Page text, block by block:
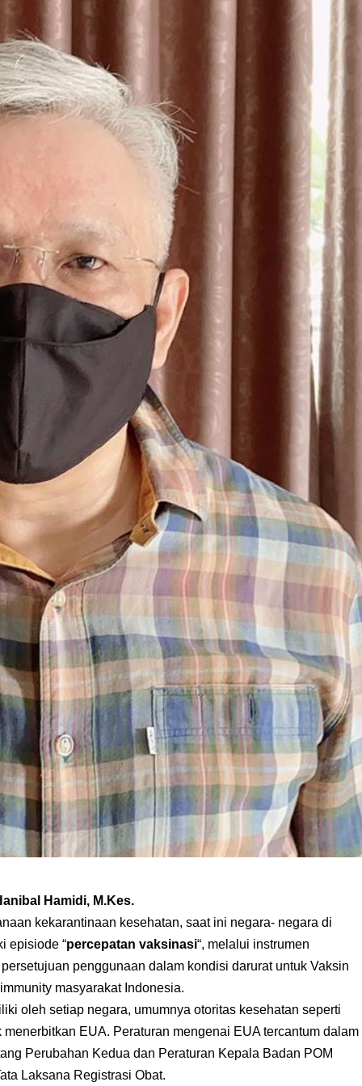
Hamidi, M.Kes.
kekarantinaan kesehatan, saat ini negara- negara di
episiode “percepatan vaksinasi“, melalui instrumen
penggunaan dalam kondisi darurat untuk Vaksin
masyarakat Indonesia.
oleh setiap negara, umumnya otoritas kesehatan seperti
EUA. Peraturan mengenai EUA tercantum dalam
Perubahan Kedua dan Peraturan Kepala Badan POM
Laksana Registrasi Obat.